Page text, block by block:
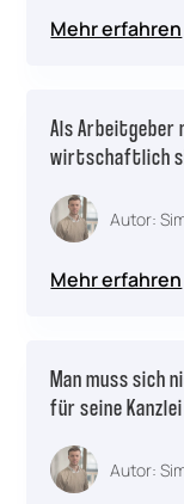
Mehr erfahren
Als Arbeitgeber
wirtschaftlich
Autor:
Mehr erfahren
Man muss sich
für seine
Autor: